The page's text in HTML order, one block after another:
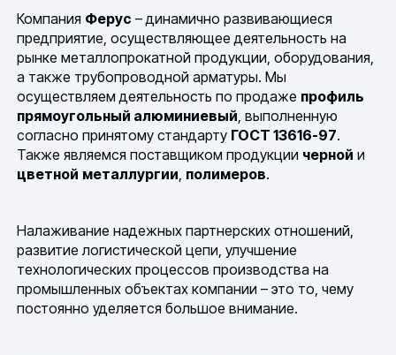
Компания Ферус – динамично развивающиеся
предприятие, осуществляющее деятельность на
рынке металлопрокатной продукции, оборудования,
а также трубопроводной арматуры. Мы
осуществляем деятельность по продаже профиль
прямоугольный алюминиевый, выполненную
согласно принятому стандарту ГОСТ 13616-97.
Также являемся поставщиком продукции черной и
цветной металлургии, полимеров.
Налаживание надежных партнерских отношений,
развитие логистической цепи, улучшение
технологических процессов производства на
промышленных объектах компании – это то, чему
постоянно уделяется большое внимание.